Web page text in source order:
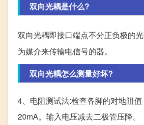
双向光耦是什么?
双向光耦即接口端点不分正负极的
为媒介来传输电信号的器。
双向光耦怎么测量好坏?
4、电阻测试法:检查各脚的对地阻
20mA。输入电压减去二极管压降。